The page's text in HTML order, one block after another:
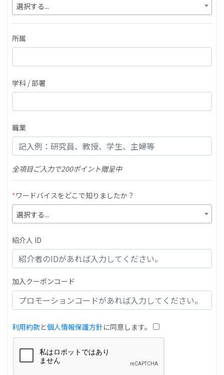
選択する...
所属
学科 / 部署
職業
全項目ご入力で200ポイント贈呈中
*ワードバイスをどこで知りましたか？
選択する...
紹介人 ID
加入クーポンコード
利用約款と個人情報保護方針に同意します。